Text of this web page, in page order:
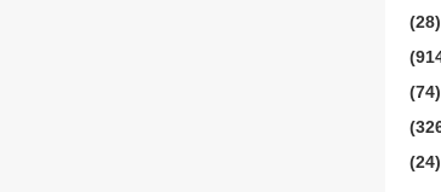
(28)
(74)
(24)